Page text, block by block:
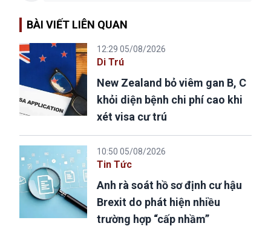
BÀI VIẾT LIÊN QUAN
12:29 05/08/2026
Di Trú
New Zealand bỏ viêm gan B, C
khỏi diện bệnh chi phí cao khi
xét visa cư trú
10:50 05/08/2026
Tin Tức
Anh rà soát hồ sơ định cư hậu
Brexit do phát hiện nhiều
trường hợp “cấp nhầm”